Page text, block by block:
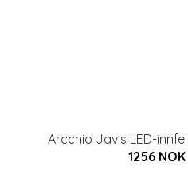
Arcchio Javis LED-
1256 NOK